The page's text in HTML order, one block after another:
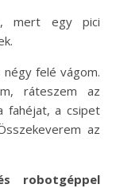
mert egy pici
négy felé vágom.
ráteszem az
fahéjat, a csipet
az
robotgéppel